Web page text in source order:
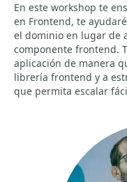
En este workshop te
en Frontend, te
el dominio en lugar de
componente frontend.
aplicación de manera
librería frontend y a
que permita escalar